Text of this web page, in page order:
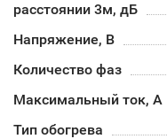
расстоянии 3м, дБ
Напряжение, В
Количество фаз
Максимальный ток, А
Тип обогрева